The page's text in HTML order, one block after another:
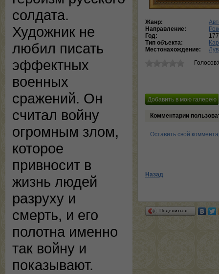
солдата.
Художник не
любил писать
эффектных
военных
сражений. Он
считал войну
огромным злом,
которое
привносит в
жизнь людей
разруху и
смерть, и его
полотна именно
так войну и
показывают.
Жанр:
Направление:
Год:
Тип объекта:
Местонахождение:
Комментарии
Оставить свой
Назад
Поделиться…